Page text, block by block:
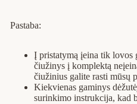
Pastaba:
Į pristatymą įeina tik lovos
čiužinys į komplektą
čiužinius galite rasti mūsų
Kiekvienas gaminys
surinkimo instrukcija, kad